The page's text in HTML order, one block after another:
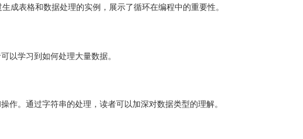
成表格和数据处理的实例，展示了循环在编程中的重要性。
以学习到如何处理大量数据。
。通过字符串的处理，读者可以加深对数据类型的理解。